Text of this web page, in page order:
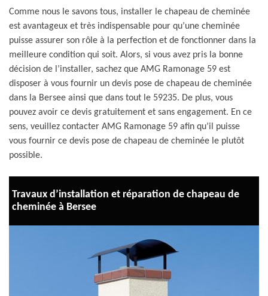
Comme nous le savons tous, installer le chapeau de cheminée
est avantageux et très indispensable pour qu’une cheminée
puisse assurer son rôle à la perfection et de fonctionner dans la
meilleure condition qui soit. Alors, si vous avez pris la bonne
décision de l’installer, sachez que AMG Ramonage 59 est
disposer à vous fournir un devis pose de chapeau de cheminée
dans la Bersee ainsi que dans tout le 59235. De plus, vous
pouvez avoir ce devis gratuitement et sans engagement. En ce
sens, veuillez contacter AMG Ramonage 59 afin qu’il puisse
vous fournir ce devis pose de chapeau de cheminée le plutôt
possible.
Travaux d’installation et réparation de chapeau de
cheminée à Bersee